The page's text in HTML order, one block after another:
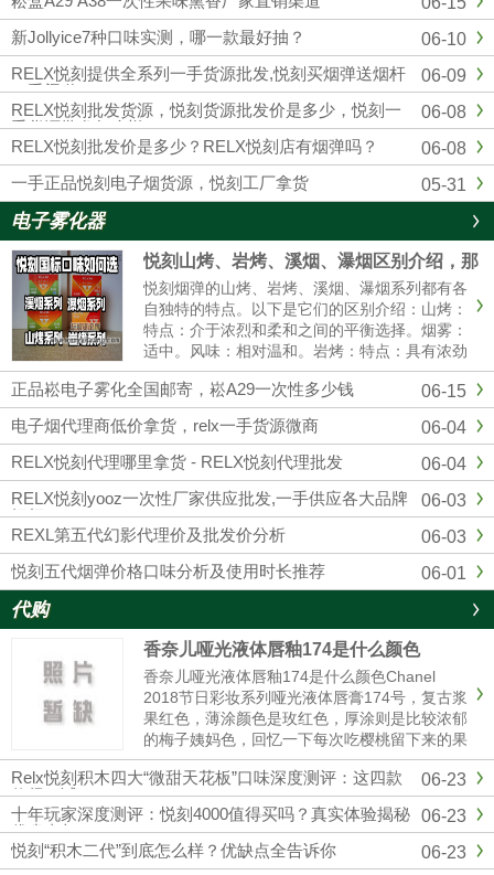
四五代杆蛋，另外各大品牌，通配，一次性均
有，品质市面上顶级的，可以代发，零售，批
发，全国包邮...
06-10
新Jollyice7种口味实测，哪一款最好抽？
06-09
RELX悦刻提供全系列一手货源批发,悦刻买烟弹送烟杆
一手渠道
06-08
RELX悦刻批发货源，悦刻货源批发价是多少，悦刻一
手货源批发怎么样？
06-08
RELX悦刻批发价是多少？RELX悦刻店有烟弹吗？
05-31
一手正品悦刻电子烟货源，悦刻工厂拿货
电子雾化器
悦刻山烤、岩烤、溪烟、瀑烟区别介绍，那
个口感好?
悦刻烟弹的山烤、岩烤、溪烟、瀑烟系列都有各
自独特的特点。以下是它们的区别介绍：山烤：
特点：介于浓烈和柔和之间的平衡选择。烟雾：
适中。风味：相对温和。岩烤：特点：具有浓劲
的中式风味。烟雾：可能会有更大的烟雾。体
验：强烈的一氧化碳满足感。溪烟：特点：提供
清爽的清香体验。烟雾：较薄。体......
06-15
正品崧电子雾化全国邮寄，崧A29一次性多少钱
06-04
电子烟代理商低价拿货，relx一手货源微商
06-04
RELX悦刻代理哪里拿货 - RELX悦刻代理批发
06-03
RELX悦刻yooz一次性厂家供应批发,一手供应各大品牌
烟杆
06-03
REXL第五代幻影代理价及批发价分析
06-01
悦刻五代烟弹价格口味分析及使用时长推荐
代购
香奈儿哑光液体唇釉174是什么颜色
香奈儿哑光液体唇釉174是什么颜色Chanel
2018节日彩妆系列哑光液体唇膏174号，复古浆
果红色，薄涂颜色是玫红色，厚涂则是比较浓郁
的梅子姨妈色，回忆一下每次吃樱桃留下来的果
汁的颜色，就和那个特别相近，秋冬季节重口星
人的最爱，和纪梵希315有些许的相似。黄皮也
是完全可以驾......
06-23
Relx悦刻积木四大“微甜天花板”口味深度测评：这四款
值得一试
06-23
十年玩家深度测评：悦刻4000值得买吗？真实体验揭秘
优劣真相
06-23
悦刻“积木二代”到底怎么样？优缺点全告诉你